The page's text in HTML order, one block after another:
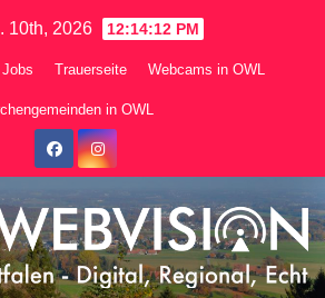
10th, 2026 12:14:14 PM
Jobs Trauerseite Webcams in OWL
in OWL